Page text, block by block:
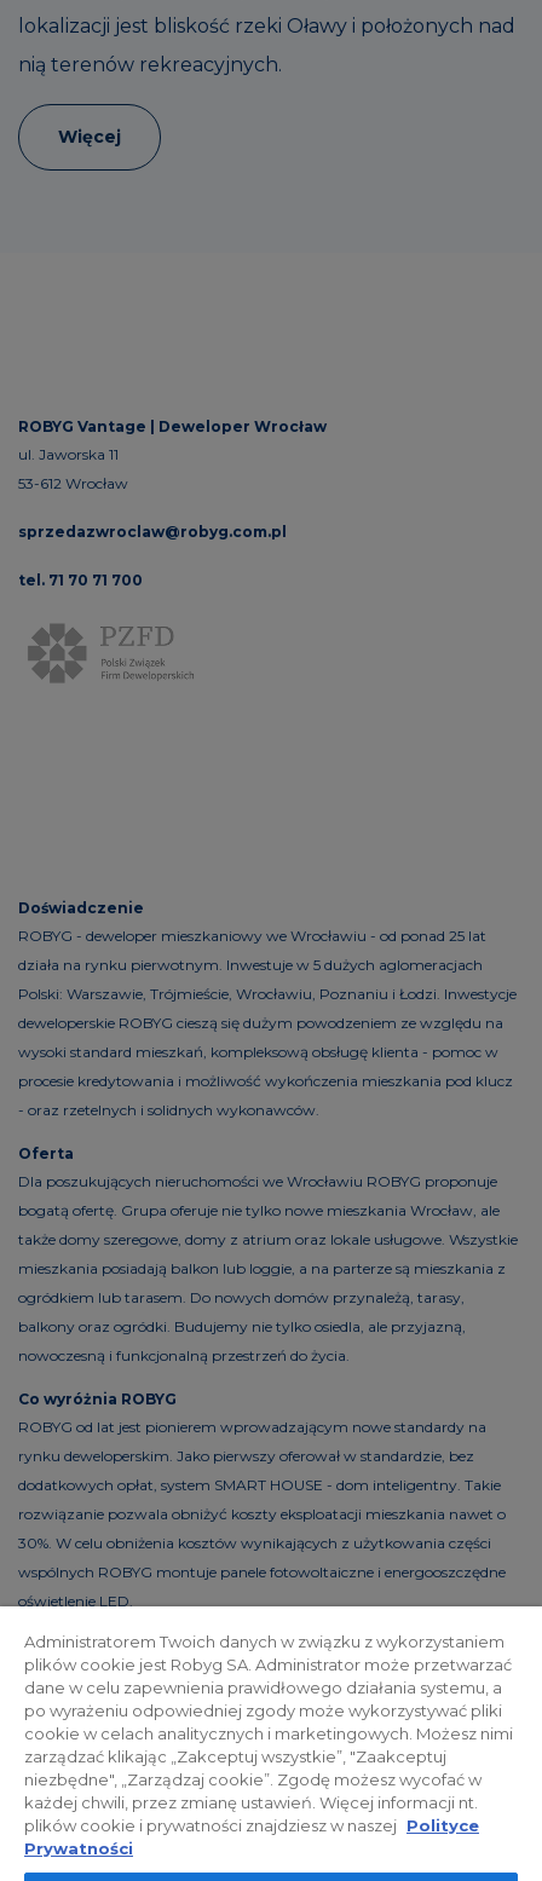
lokalizacji jest bliskość rzeki Oławy i położonych nad
nią terenów rekreacyjnych.
Więcej
ROBYG Vantage | Deweloper Wrocław
ul. Jaworska 11
53-612 Wrocław
sprzedazwroclaw@robyg.com.pl
tel. 71 70 71 700
Doświadczenie
ROBYG - deweloper mieszkaniowy we Wrocławiu - od ponad 25 lat
działa na rynku pierwotnym. Inwestuje w 5 dużych aglomeracjach
Polski: Warszawie, Trójmieście, Wrocławiu, Poznaniu i Łodzi. Inwestycje
deweloperskie ROBYG cieszą się dużym powodzeniem ze względu na
wysoki standard mieszkań, kompleksową obsługę klienta - pomoc w
procesie kredytowania i możliwość wykończenia mieszkania pod klucz
- oraz rzetelnych i solidnych wykonawców.
Oferta
Dla poszukujących nieruchomości we Wrocławiu ROBYG proponuje
bogatą ofertę. Grupa oferuje nie tylko nowe mieszkania Wrocław, ale
także domy szeregowe, domy z atrium oraz lokale usługowe. Wszystkie
mieszkania posiadają balkon lub loggie, a na parterze są mieszkania z
ogródkiem lub tarasem. Do nowych domów przynależą, tarasy,
balkony oraz ogródki. Budujemy nie tylko osiedla, ale przyjazną,
nowoczesną i funkcjonalną przestrzeń do życia.
Co wyróżnia ROBYG
ROBYG od lat jest pionierem wprowadzającym nowe standardy na
rynku deweloperskim. Jako pierwszy oferował w standardzie, bez
dodatkowych opłat, system SMART HOUSE - dom inteligentny. Takie
rozwiązanie pozwala obniżyć koszty eksploatacji mieszkania nawet o
30%. W celu obniżenia kosztów wynikających z użytkowania części
wspólnych ROBYG montuje panele fotowoltaiczne i energooszczędne
oświetlenie LED.
Polityka prywatności Relacje inwestorskie
Facebook
© 2026 ROBYG. Wszystkie prawa zastrzeżone. Powyższa oferta i
przedstawione materiały graficzne mają charakter jedynie
Administratorem Twoich danych w związku z wykorzystaniem
plików cookie jest Robyg SA. Administrator może przetwarzać
dane w celu zapewnienia prawidłowego działania systemu, a
po wyrażeniu odpowiedniej zgody może wykorzystywać pliki
cookie w celach analitycznych i marketingowych. Możesz nimi
zarządzać klikając „Zakceptuj wszystkie”, "Zaakceptuj
niezbędne", „Zarządzaj cookie”. Zgodę możesz wycofać w
każdej chwili, przez zmianę ustawień. Więcej informacji nt.
plików cookie i prywatności znajdziesz w naszej Polityce
Prywatności